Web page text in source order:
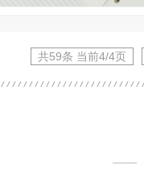
共59条 当前4/4页